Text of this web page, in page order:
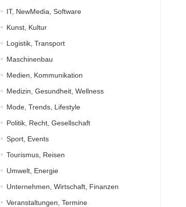
IT, NewMedia, Software
Kunst, Kultur
Logistik, Transport
Maschinenbau
Medien, Kommunikation
Medizin, Gesundheit, Wellness
Mode, Trends, Lifestyle
Politik, Recht, Gesellschaft
Sport, Events
Tourismus, Reisen
Umwelt, Energie
Unternehmen, Wirtschaft, Finanzen
Veranstaltungen, Termine